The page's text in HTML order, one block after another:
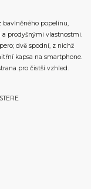
bavlněného popelínu,
a prodyšnými vlastnostmi.
dvě spodní, z nichž
kapsa na smartphone.
pro čistší vzhled.